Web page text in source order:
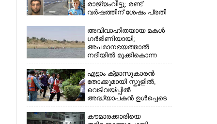
രാജ്യംവിട്ടു; രണ്ട്
വർഷത്തിന് ശേഷം പ്രതി
പിടിയിൽ
അവിവാഹിതയായ മകൾ
ഗർഭിണിയായി;
അപമാനഭയത്താൽ
നദിയിൽ മുക്കികൊന്ന
പിതാവ് അറസ്റ്റിൽ
എട്ടാം ക്ളാസുകാരൻ
തോക്കുമായി സ്കൂളിൽ,
വെടിവയ്പ്പിൽ
അദ്ധ്യാപകൻ ഉൾപ്പെടെ
രണ്ടുമരണം; 15 പേർക്ക്
പരിക്ക്
കൗമാരക്കാരിയെ